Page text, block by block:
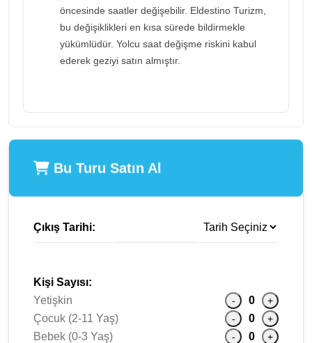
öncesinde saatler değişebilir. Eldestino Turizm,
bu değişiklikleri en kısa sürede bildirmekle
yükümlüdür. Yolcu saat değişme riskini kabul
ederek geziyi satın almıştır.
Bu Turu Satın Al
Çıkış Tarihi:
Kişi Sayısı:
Yetişkin
- 0 +
Çocuk (2-11 Yaş) - 0 +
Bebek (0-3 Yaş) - 0 +